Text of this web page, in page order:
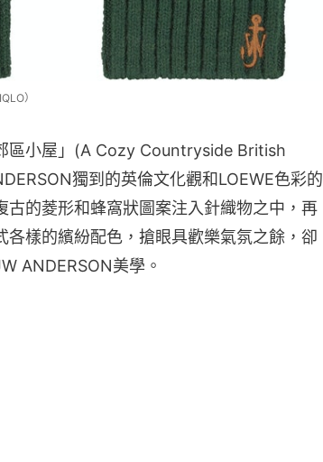
）
區小屋」(A Cozy Countryside British
獨到的英倫文化觀和LOEWE色彩的
古的菱形和蜂窩狀圖案注入針織物之中，再
各樣的繽紛配色，搶眼具歡樂氣氛之餘，卻
ANDERSON美學。